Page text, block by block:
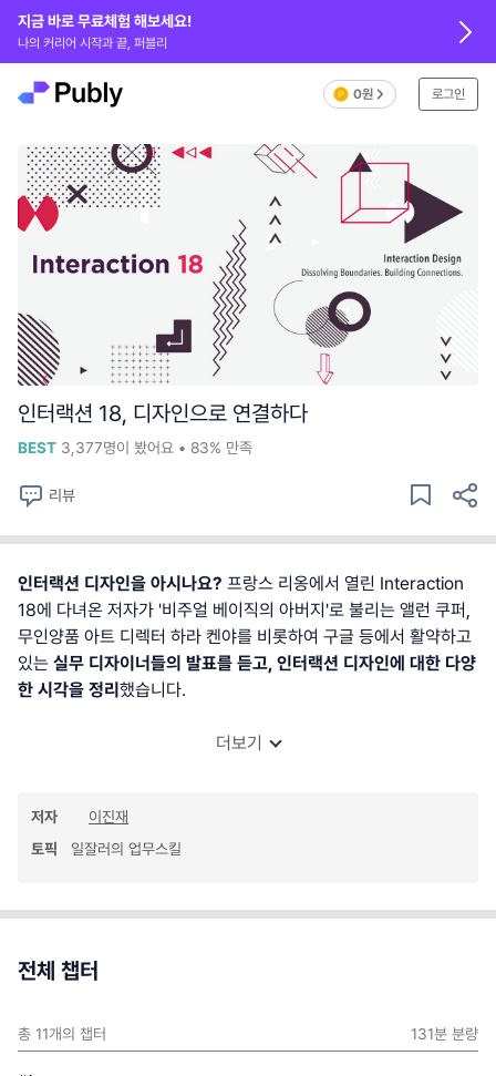
0원 로그인
지금 바로 무료체험 해보세요!
나의 커리어 시작과 끝, 퍼블리
인터랙션 18, 디자인으로 연결하다
BEST 3,377명이 봤어요 • 83% 만족
리뷰
인터랙션 디자인을 아시나요? 프랑스 리옹에서 열린 Interaction
18에 다녀온 저자가 '비주얼 베이직의 아버지'로 불리는 앨런 쿠퍼,
무인양품 아트 디렉터 하라 켄야를 비롯하여 구글 등에서 활약하고
있는 실무 디자이너들의 발표를 듣고, 인터랙션 디자인에 대한 다양
한 시각을 정리 했습니다.
더보기
저자
이진재
토픽
일잘러의 업무스킬
전체 챕터
총 11개의 챕터 131분 분량